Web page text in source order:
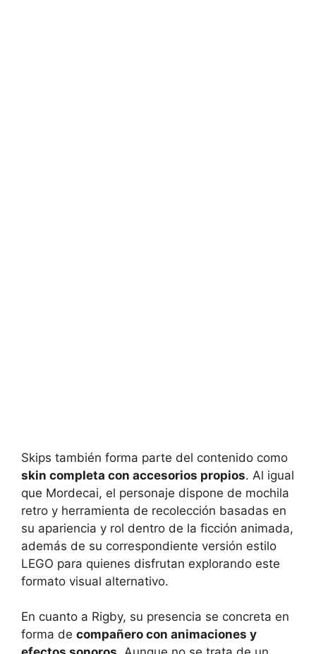
Skips también forma parte del contenido como
skin completa con accesorios propios. Al igual
que Mordecai, el personaje dispone de mochila
retro y herramienta de recolección basadas en
su apariencia y rol dentro de la ficción animada,
además de su correspondiente versión estilo
LEGO para quienes disfrutan explorando este
formato visual alternativo.
En cuanto a Rigby, su presencia se concreta en
forma de compañero con animaciones y